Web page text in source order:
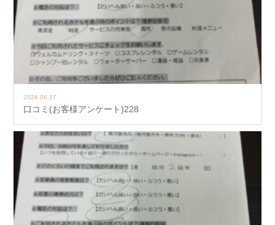
2026.06.17
口コミ(お客様アンケート)228